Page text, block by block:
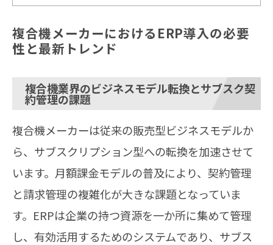
複合機メーカーにおけるERP導入の必要
性と最新トレンド
複合機業界のビジネスモデル転換とサブスク契
約管理の課題
複合機メーカーは従来の販売型ビジネスモデルか
ら、サブスクリプション型への転換を加速させて
います。月額課金モデルの普及により、契約管理
と請求管理の複雑化が大きな課題となっていま
す。ERPは企業の持つ資源を一か所に集めて管理
し、有効活用するためのシステムであり、サブス